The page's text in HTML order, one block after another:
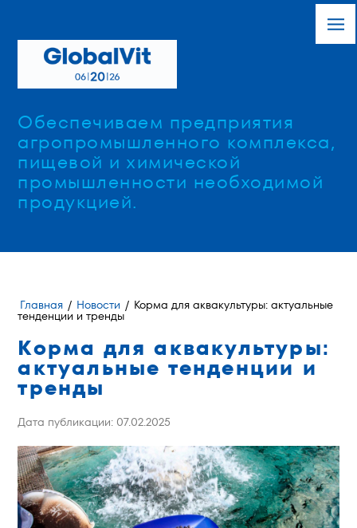
Обеспечиваем предприятия
агропромышленного комплекса,
пищевой и химической
промышленности необходимой
продукцией.
Главная / Новости / Корма для аквакультуры: актуальные
тенденции и тренды
Корма для аквакультуры:
актуальные тенденции и
тренды
Дата публикации: 07.02.2025